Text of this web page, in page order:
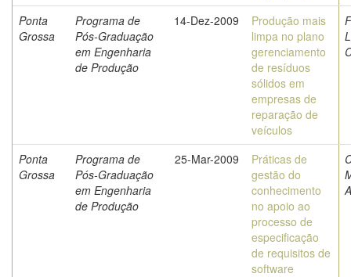
Ponta
Grossa
Programa de
Pós-Graduação
em Engenharia
de Produção
14-Dez-2009
Produção mais
limpa no plano
gerenciamento
de resíduos
sólidos em
empresas de
reparação de
veículos
Ponta
Grossa
Programa de
Pós-Graduação
em Engenharia
de Produção
25-Mar-2009
Práticas de
gestão do
conhecimento
no apoio ao
processo de
especificação
de requisitos de
software